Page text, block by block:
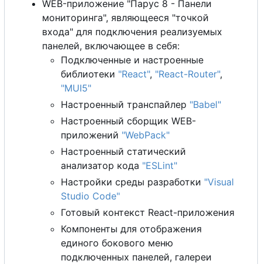
WEB-приложение "Парус 8 - Панели
мониторинга", являющееся "точкой
входа" для подключения реализуемых
панелей, включающее в себя:
Подключенные и настроенные
библиотеки "React", "React-Router",
"MUI5"
Настроенный транспайлер "Babel"
Настроенный сборщик WEB-
приложений "WebPack"
Настроенный статический
анализатор кода "ESLint"
Настройки среды разработки "Visual
Studio Code"
Готовый контекст React-приложения
Компоненты для отображения
единого бокового меню
подключенных панелей, галереи